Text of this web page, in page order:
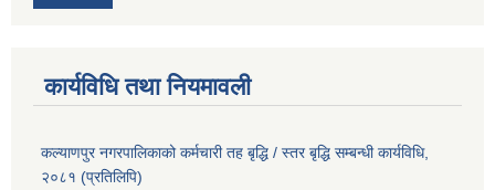
कार्यविधि तथा नियमावली
कल्याणपुर नगरपालिकाको कर्मचारी तह बृद्धि / स्तर बृद्धि सम्बन्धी कार्यविधि,
२०८१ (प्रतिलिपि)